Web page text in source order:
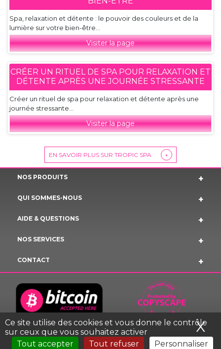
Ce site utilise des cookies et vous donne le contrôle
sur ceux que vous souhaitez activer
Tout accepter
Tout refuser Personnaliser
X
Spa, relaxation et détente : le pouvoir des couleurs et de la
lumière sur votre bien-être...
Visiter la page
CRÉER UN RITUEL DE SPA POUR RELAXATION ET
DÉTENTE APRÈS UNE JOURNÉE STRESSANTE
Créer un rituel de spa pour relaxation et détente après une
journée stressante...
Visiter la page
EN SAVOIR PLUS SUR TROPIC SPA +
NOS PRODUITS
QUI SOMMES-NOUS
AIDE & QUESTIONS
NOS SERVICES
CONTACT